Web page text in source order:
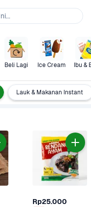
Beli Lagi Ice Cream Ibu &
Lauk & Makanan Instant
Rp25.000